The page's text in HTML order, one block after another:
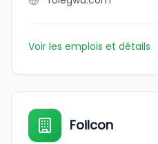
Voir les emplois et détails
Foilcon